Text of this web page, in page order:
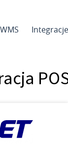
Integracje